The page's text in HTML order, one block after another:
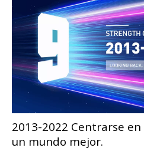
2013-2022 Centrarse
un mundo mejor.